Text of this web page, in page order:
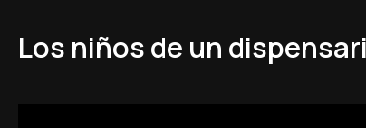
Los niños de un